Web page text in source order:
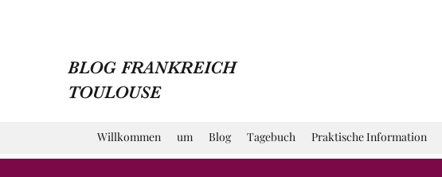
BLOG FRANKREICH
TOULOUSE
Willkommen um Blog Tagebuch Praktische Information